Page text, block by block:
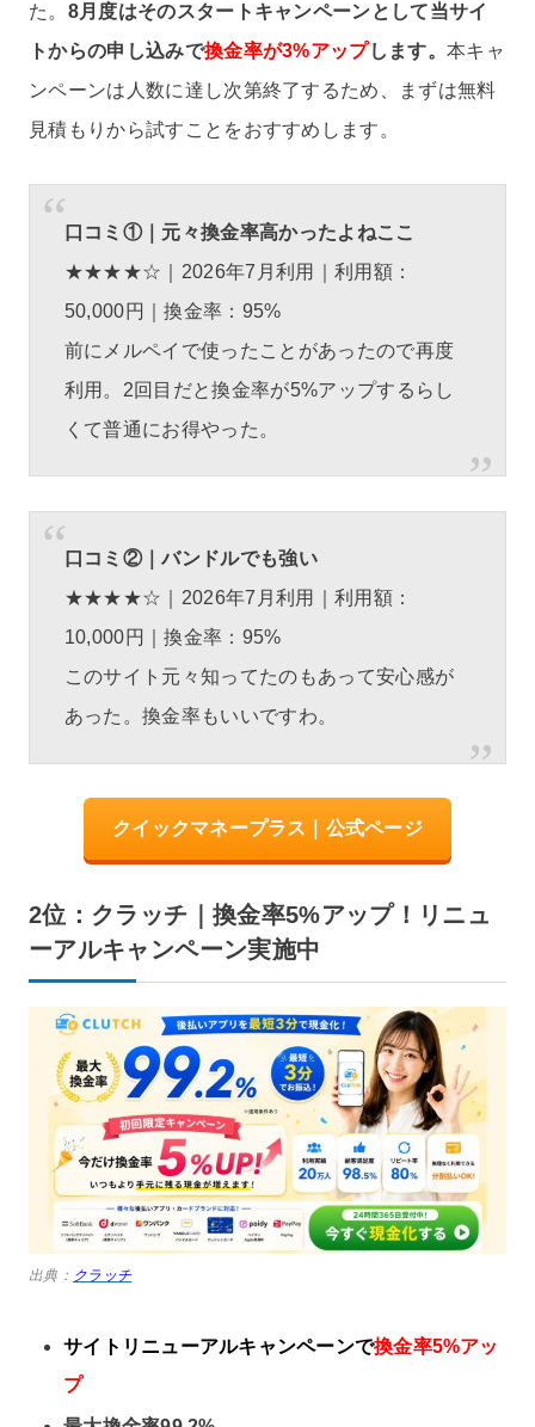
た。 8月度はそのスタートキャンペーンとして当サイ
トからの申し込みで換金率が3%アップします。本キャ
ンペーンは人数に達し次第終了するため、まずは無料
見積もりから試すことをおすすめします。
口コミ①｜元々換金率高かったよねここ
★★★★☆｜2026年7月利用｜利用額：
50,000円｜換金率：95%
前にメルペイで使ったことがあったので再度
利用。2回目だと換金率が5%アップするらし
くて普通にお得やった。
口コミ②｜バンドルでも強い
★★★★☆｜2026年7月利用｜利用額：
10,000円｜換金率：95%
このサイト元々知ってたのもあって安心感が
あった。換金率もいいですわ。
クイックマネープラス｜公式ページ
2位：クラッチ｜換金率5%アップ！リニュ
ーアルキャンペーン実施中
出典： クラッチ
サイトリニューアルキャンペーンで換金率5%アッ
プ